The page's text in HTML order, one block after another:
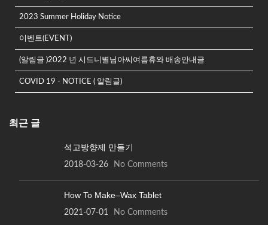
2023 Summer Holiday Notice
이벤트(EVENT)
(알림글 )2022 년 시드니별님아씨여름휴와 배송안내글
COVID 19 - NOTICE ( 알림글)
최근 글
석고방향제 만들기
2018-03-26 No Comments
How To Make–Wax Tablet
2021-07-01 No Comments